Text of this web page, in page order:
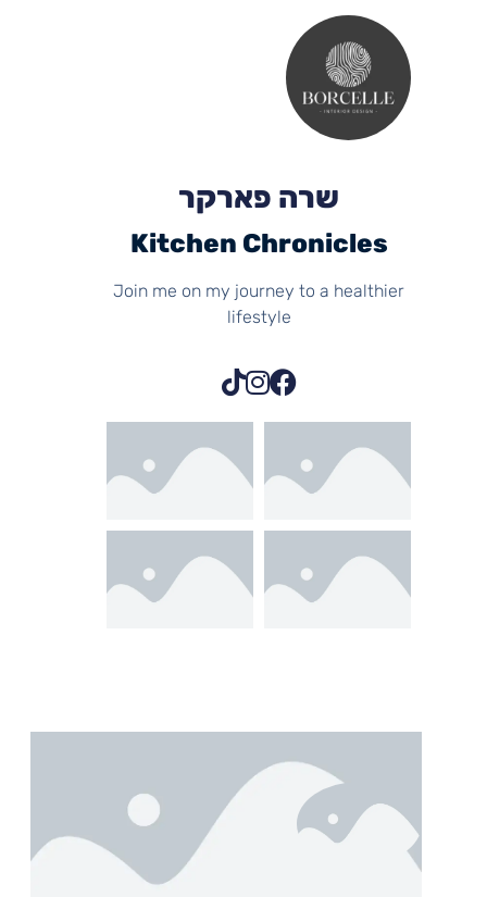
שרה פארקר
Kitchen Chronicles
Join me on my journey to a healthier
lifestyle